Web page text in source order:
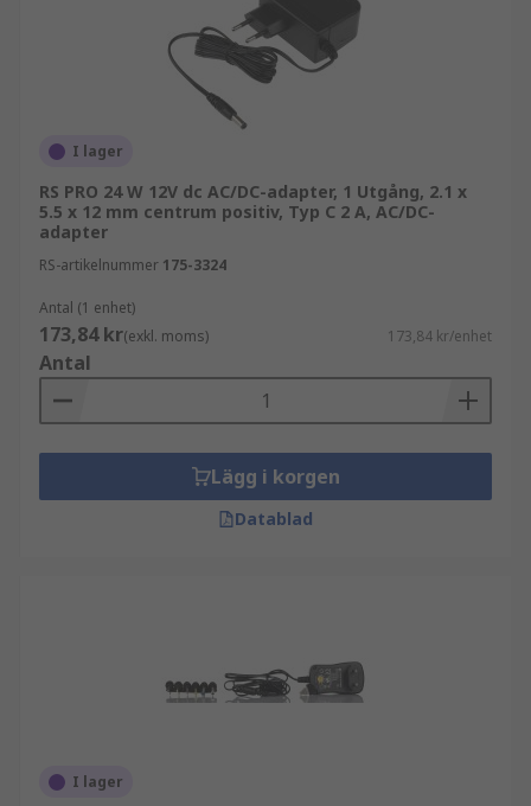
I lager
RS PRO 24 W 12V dc AC/DC-adapter, 1 Utgång, 2.1 x
5.5 x 12 mm centrum positiv, Typ C 2 A, AC/DC-
adapter
RS-artikelnummer 175-3324
Antal (1 enhet)
173,84 kr(exkl. moms) 173,84 kr/enhet
Antal
Lägg i korgen
Datablad
I lager